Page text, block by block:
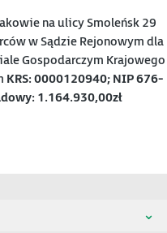
na ulicy Smoleńsk 29
w Sądzie Rejonowym dla
Gospodarczym Krajowego
KRS: 0000120940; NIP 676-
1.164.930,00zł